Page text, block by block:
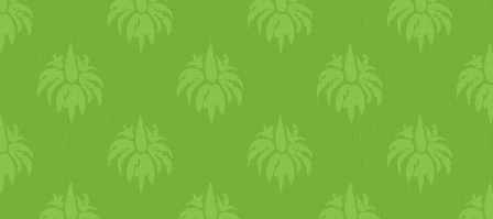
keverőlapátos robotgépet
használtam, de mióta
elromlott, a kenyérsütő